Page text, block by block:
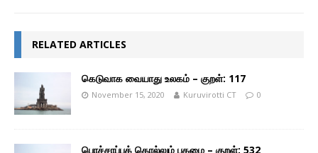
RELATED ARTICLES
கெடுவாக வையாது உலகம் – குறள்: 117
November 15, 2020 Kuruvirotti CT 0
பொச்சாப்புக் கொல்லும் புகழை – குறள்: 532